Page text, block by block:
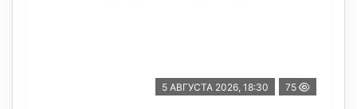
5 АВГУСТА 2026, 18:30 75